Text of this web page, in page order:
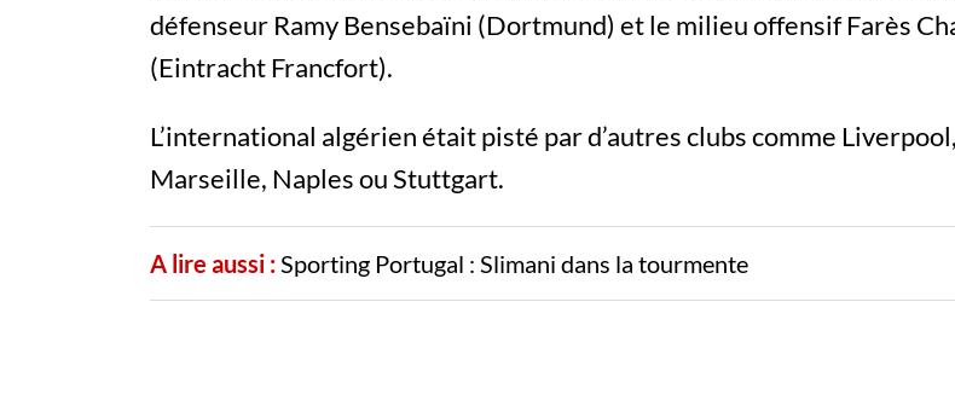
défenseur Ramy Bensebaïni (Dortmund) et le milieu offensif Farès
(Eintracht Francfort).
L’international algérien était pisté par d’autres clubs comme Liverpool,
Marseille, Naples ou Stuttgart.
A lire aussi : Sporting Portugal : Slimani dans la tourmente